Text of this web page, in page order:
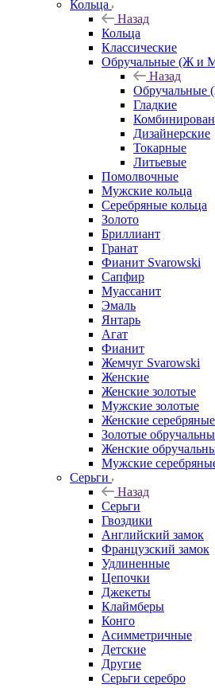
Кольца
Назад
Кольца
Классические
Обручальные (Ж и
Назад
Гладкие
Дизайнерские
Токарные
Литьевые
Помолвочные
Мужские кольца
Серебряные кольца
Золото
Бриллиант
Гранат
Фианит Svarowski
Сапфир
Муассанит
Эмаль
Янтарь
Агат
Фианит
Жемчуг Svarowski
Женские
Женские золотые
Мужские золотые
Женские серебряные
Золотые
Женские
Мужские
Серьги
Назад
Серьги
Гвоздики
Английский замок
Французский замок
Удлиненные
Цепочки
Джекеты
Клаймберы
Конго
Асимметричные
Детские
Другие
Серьги серебро